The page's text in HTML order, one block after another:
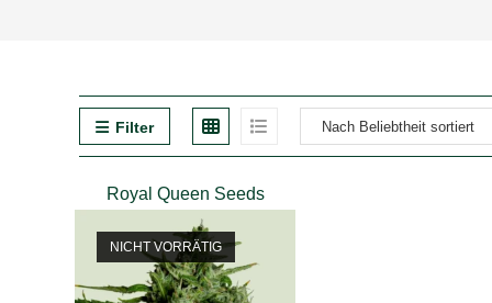
Filter
Royal Queen Seeds
NICHT VORRÄTIG